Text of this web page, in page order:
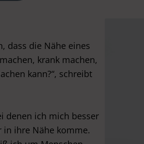
dass die Nähe eines
krank machen,
kann?“, schreibt
denen ich mich besser
ihre Nähe komme.